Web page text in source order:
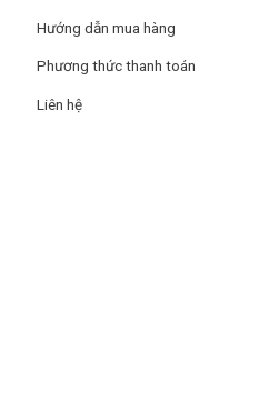
Hướng dẫn mua hàng
Phương thức thanh toán
Liên hệ